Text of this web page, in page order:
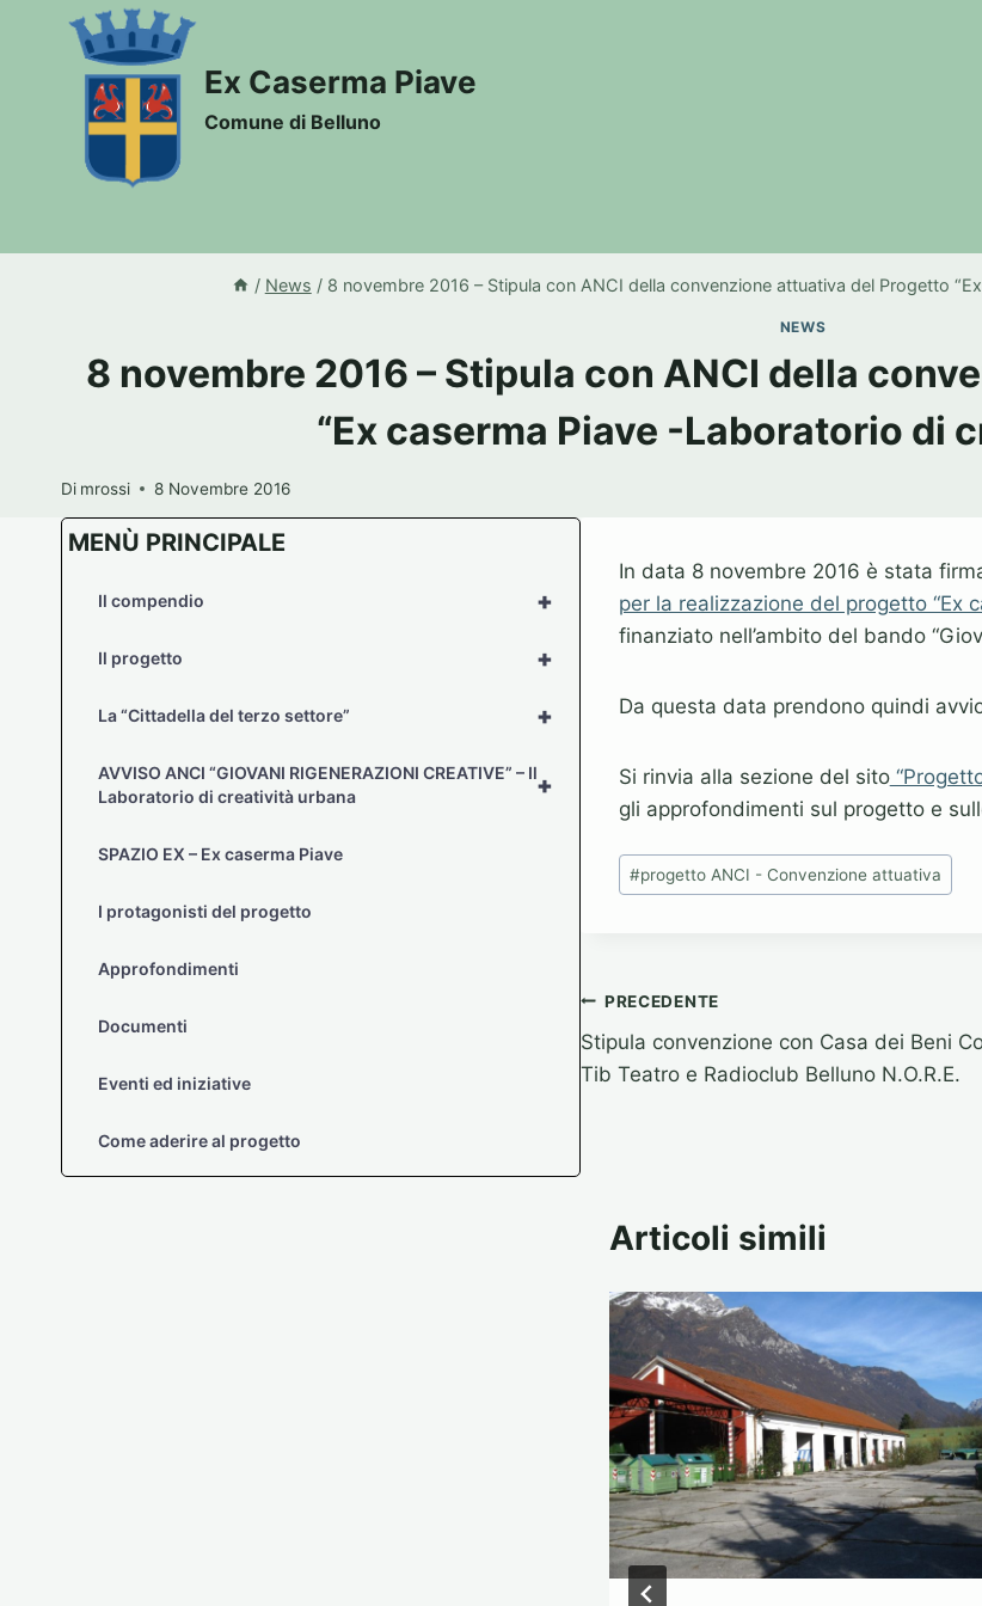
contenuto
Ex Caserma Piave
Comune di Belluno
/ News / 8 novembre 2016 – Stipula con ANCI della convenzione attuativa del Progetto
NEWS
8 novembre 2016 – Stipula con ANCI della
“Ex caserma Piave -Laboratorio di
Di mrossi 8 Novembre 2016
In data 8 novembre 2016 è stata
per la realizzazione del progetto “Ex
finanziato nell’ambito del bando
Da questa data prendono quindi
Si rinvia alla sezione del sito
gli approfondimenti sul progetto e
Tag
articolo:
#progetto ANCI - Convenzione attuativa
Navigazione
articoli
PRECEDENTE
Stipula convenzione con Casa dei Beni
Tib Teatro e Radioclub Belluno N.O.R.E.
Articoli simili
MENÙ PRINCIPALE
+
Il compendio
+
Il progetto
+
La “Cittadella del terzo settore”
+
AVVISO ANCI “GIOVANI RIGENERAZIONI CREATIVE” – Il
Laboratorio di creatività urbana
SPAZIO EX – Ex caserma Piave
I protagonisti del progetto
Approfondimenti
Documenti
Eventi ed iniziative
Come aderire al progetto